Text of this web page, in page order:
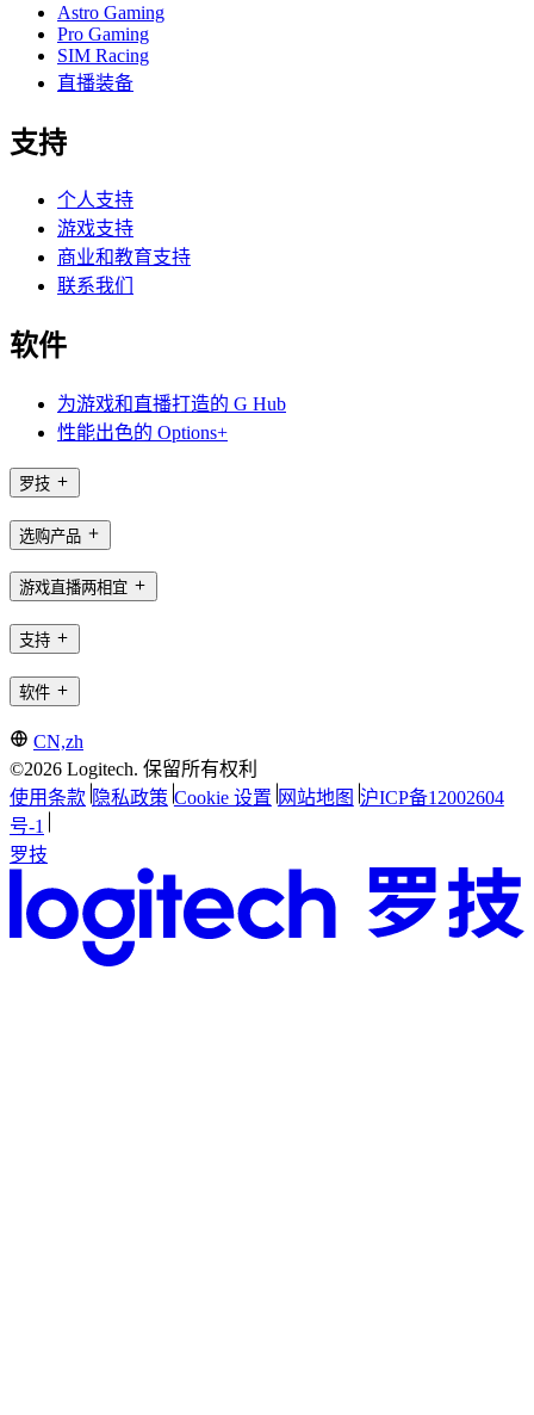
Astro Gaming
Pro Gaming
SIM Racing
直播装备
支持
个人支持
游戏支持
商业和教育支持
联系我们
软件
为游戏和直播打造的 G Hub
性能出色的 Options+
罗技
选购产品
游戏直播两相宜
支持
软件
CN,zh
©2026 Logitech. 保留所有权利
使用条款 隐私政策 Cookie 设置 网站地图 沪ICP备12002604
号-1
罗技